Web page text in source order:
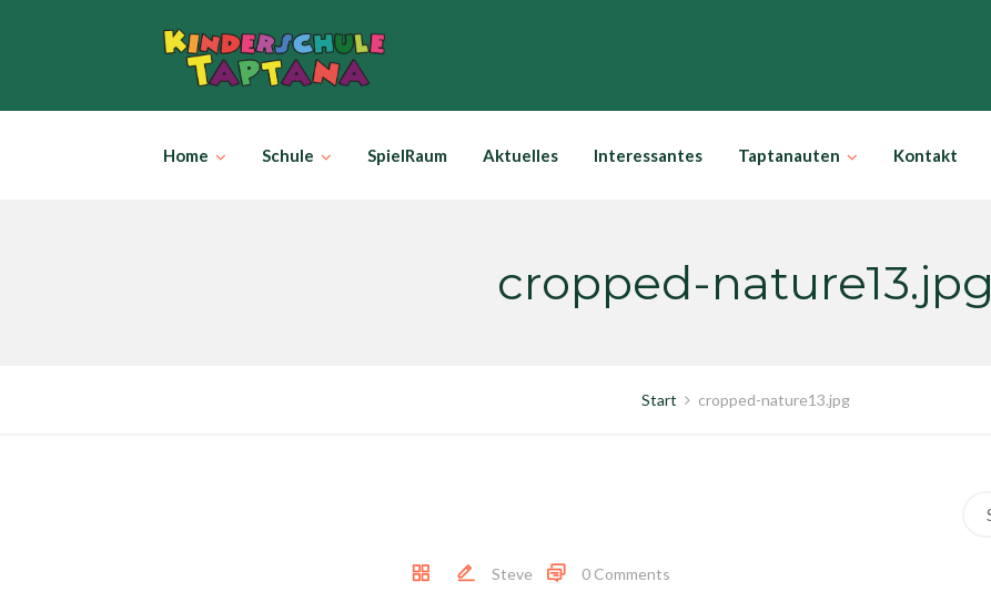
Home Schule SpielRaum Aktuelles Interessantes Taptanauten Kontakt
cropped-nature13.jpg
Start cropped-nature13.jpg
Steve 0 Comments